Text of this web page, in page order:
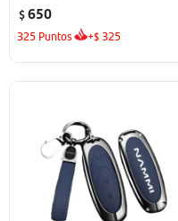
$650
325 Puntos +$ 325